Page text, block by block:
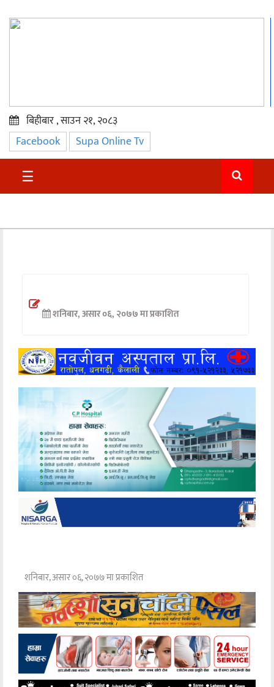
प्रमुख
समाचार
सुदुर
अन्तर्वार्ता
खेलकुद
मनोरञ्जन
अन्य
बिहीबार , साउन २१, २०८३
Facebook Supa Online Tv
☰
शनिबार, असार ०६, २०७७ मा प्रकाशित
शनिबार, असार ०६, २०७७ मा प्रकाशित